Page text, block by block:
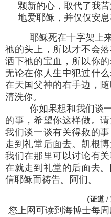
颗新的心，取代了我
地爱耶稣，并仅仅安息
耶稣死在十字架上
祂的头上，所以才不会
洒下祂的宝血，所以你
无论在你人生中犯过什
在天国父神的右手边，
清洗你。
你如果想和我们谈
的事，希望你这样做。
我们谈一谈有关得救的
走到礼堂后面去。凯根
我们在那里可以讨论有
在就走到礼堂的后面去
信耶稣而祷告。阿们。
（证道 /
您上网可读到海博士每